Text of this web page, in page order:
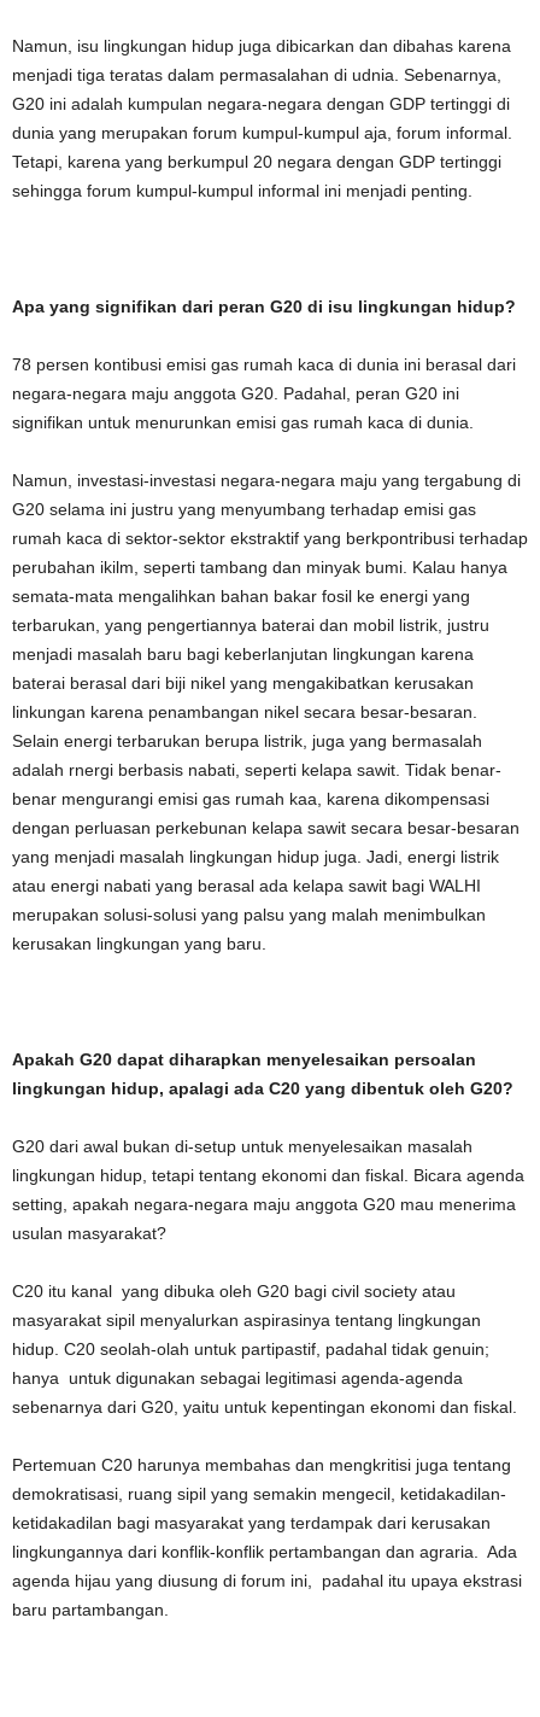
Namun, isu lingkungan hidup juga dibicarkan dan dibahas karena
menjadi tiga teratas dalam permasalahan di udnia. Sebenarnya,
G20 ini adalah kumpulan negara-negara dengan GDP tertinggi di
dunia yang merupakan forum kumpul-kumpul aja, forum informal.
Tetapi, karena yang berkumpul 20 negara dengan GDP tertinggi
sehingga forum kumpul-kumpul informal ini menjadi penting.
Apa yang signifikan dari peran G20 di isu lingkungan hidup?
78 persen kontibusi emisi gas rumah kaca di dunia ini berasal dari
negara-negara maju anggota G20. Padahal, peran G20 ini
signifikan untuk menurunkan emisi gas rumah kaca di dunia.
Namun, investasi-investasi negara-negara maju yang tergabung di
G20 selama ini justru yang menyumbang terhadap emisi gas
rumah kaca di sektor-sektor ekstraktif yang berkpontribusi terhadap
perubahan ikilm, seperti tambang dan minyak bumi. Kalau hanya
semata-mata mengalihkan bahan bakar fosil ke energi yang
terbarukan, yang pengertiannya baterai dan mobil listrik, justru
menjadi masalah baru bagi keberlanjutan lingkungan karena
baterai berasal dari biji nikel yang mengakibatkan kerusakan
linkungan karena penambangan nikel secara besar-besaran.
Selain energi terbarukan berupa listrik, juga yang bermasalah
adalah rnergi berbasis nabati, seperti kelapa sawit. Tidak benar-
benar mengurangi emisi gas rumah kaa, karena dikompensasi
dengan perluasan perkebunan kelapa sawit secara besar-besaran
yang menjadi masalah lingkungan hidup juga. Jadi, energi listrik
atau energi nabati yang berasal ada kelapa sawit bagi WALHI
merupakan solusi-solusi yang palsu yang malah menimbulkan
kerusakan lingkungan yang baru.
Apakah G20 dapat diharapkan menyelesaikan persoalan
lingkungan hidup, apalagi ada C20 yang dibentuk oleh G20?
G20 dari awal bukan di-setup untuk menyelesaikan masalah
lingkungan hidup, tetapi tentang ekonomi dan fiskal. Bicara agenda
setting, apakah negara-negara maju anggota G20 mau menerima
usulan masyarakat?
C20 itu kanal yang dibuka oleh G20 bagi civil society atau
masyarakat sipil menyalurkan aspirasinya tentang lingkungan
hidup. C20 seolah-olah untuk partipastif, padahal tidak genuin;
hanya untuk digunakan sebagai legitimasi agenda-agenda
sebenarnya dari G20, yaitu untuk kepentingan ekonomi dan fiskal.
Pertemuan C20 harunya membahas dan mengkritisi juga tentang
demokratisasi, ruang sipil yang semakin mengecil, ketidakadilan-
ketidakadilan bagi masyarakat yang terdampak dari kerusakan
lingkungannya dari konflik-konflik pertambangan dan agraria. Ada
agenda hijau yang diusung di forum ini, padahal itu upaya ekstrasi
baru partambangan.